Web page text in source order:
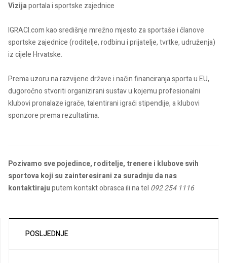
Vizijaportala i sportske zajednice
IGRACI.com kao središnje mrežno mjesto za sportaše i članove
sportske zajednice (roditelje, rodbinu i prijatelje, tvrtke, udruženja)
iz cijele Hrvatske.
Prema uzoru na razvijene države i način financiranja sporta u EU,
dugoročno stvoriti organizirani sustav u kojemu profesionalni
klubovi pronalaze igrače, talentirani igrači stipendije, a klubovi
sponzore prema rezultatima.
Pozivamo sve pojedince, roditelje, trenere i klubove svih
sportova koji su zainteresirani za suradnju da nas
kontaktirajuputem kontakt obrasca ili na tel 092 254 1116
POSLJEDNJE